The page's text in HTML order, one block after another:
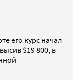
его курс начал
$19 800, в